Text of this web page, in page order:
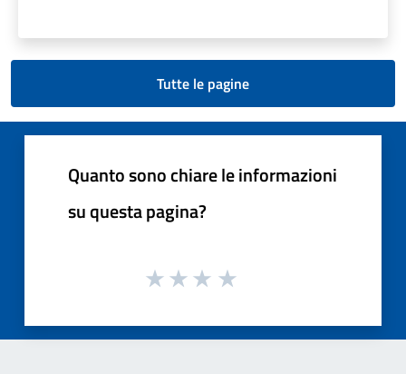
Tutte le pagine
Quanto sono chiare le informazioni
su questa pagina?